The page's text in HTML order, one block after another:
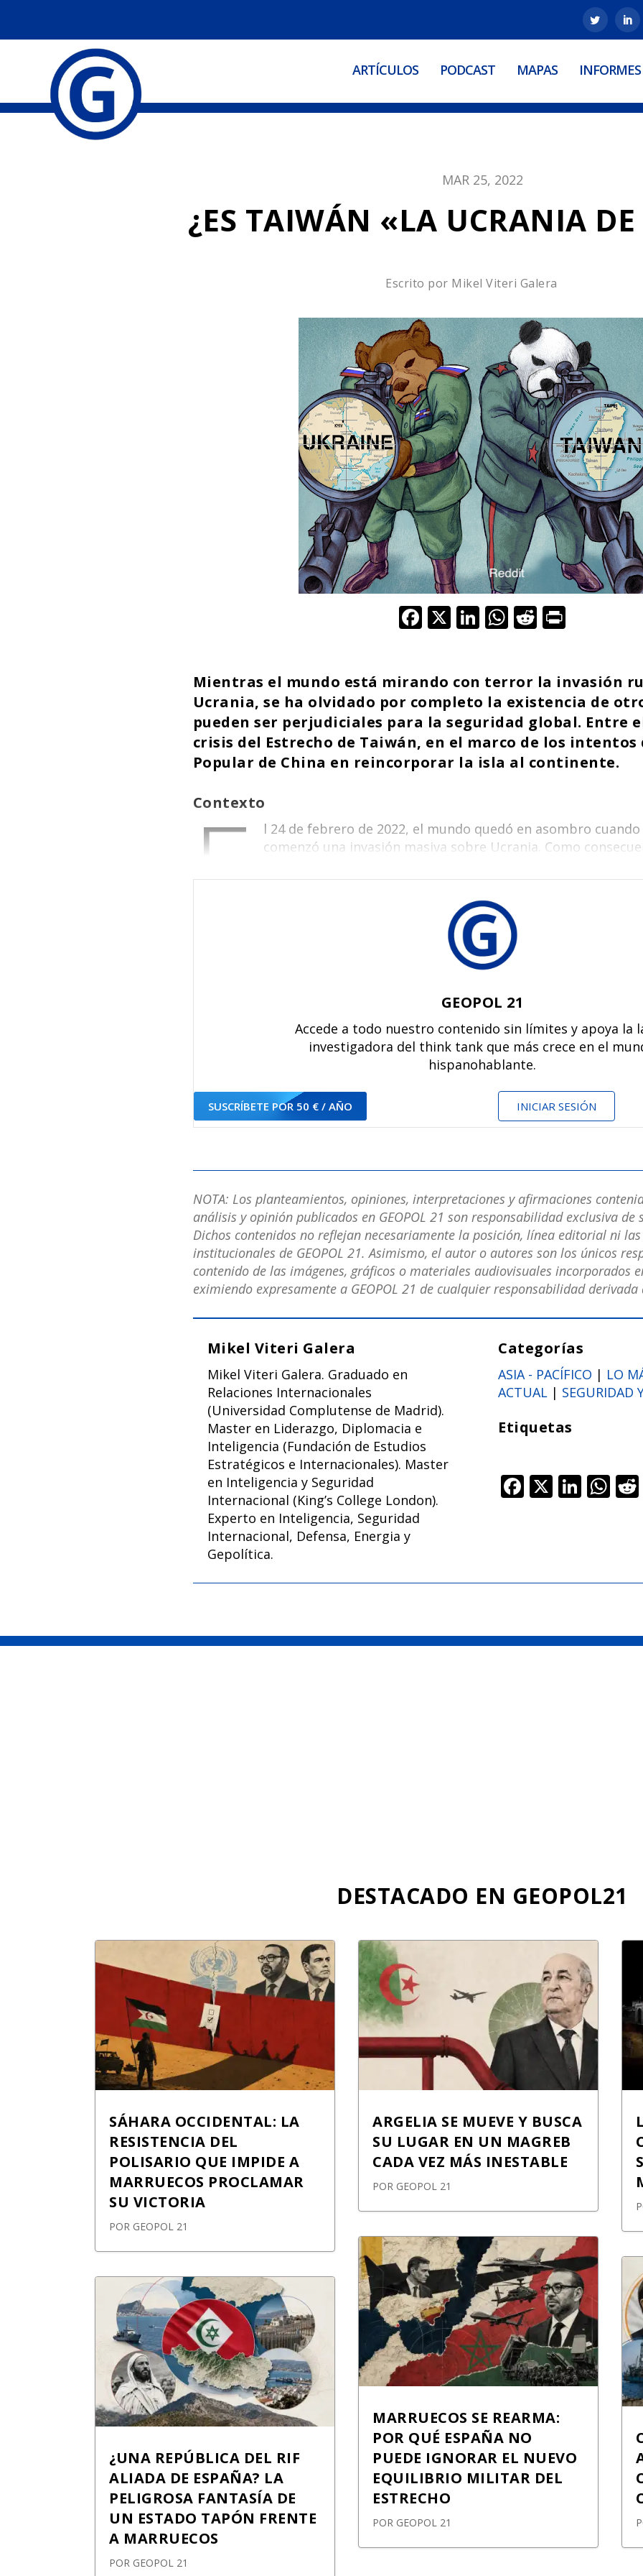
ARTÍCULOS PODCAST MAPAS INFORMES
MAR 25, 2022
¿ES TAIWÁN «LA UCRANIA
Escrito por Mikel Viteri Galera
F
b
o
o
k
X Li
e
dI
n
W
s
A
p
p
R
di
t
Mientras el mundo está mirando con terror la invasión
Ucrania, se ha olvidado por completo la existencia de
pueden ser perjudiciales para la seguridad global. Entre
crisis del Estrecho de Taiwán, en el marco de los intentos
Popular de China en reincorporar la isla al continente.
Contexto
E
l 24 de febrero de 2022, el mundo quedó en asombro
comenzó una invasión masiva sobre Ucrania. Como
GEOPOL 21
Accede a todo nuestro contenido sin límites y apoya la
investigadora del think tank que más crece en el
hispanohablante.
SUSCRÍBETE POR 50 € / AÑO INICIAR SESIÓN
NOTA: Los planteamientos, opiniones, interpretaciones y afirmaciones
análisis y opinión publicados en GEOPOL 21 son responsabilidad exclusiva de
Dichos contenidos no reflejan necesariamente la posición, línea editorial ni
institucionales de GEOPOL 21. Asimismo, el autor o autores son los únicos
contenido de las imágenes, gráficos o materiales audiovisuales incorporados
eximiendo expresamente a GEOPOL 21 de cualquier responsabilidad
Mikel Viteri Galera
Mikel Viteri Galera. Graduado en
Relaciones Internacionales
(Universidad Complutense de Madrid).
Master en Liderazgo, Diplomacia e
Inteligencia (Fundación de Estudios
Estratégicos e Internacionales). Master
en Inteligencia y Seguridad
Internacional (King’s College London).
Experto en Inteligencia, Seguridad
Internacional, Defensa, Energia y
Gepolítica.
Categorías
ASIA - PACÍFICO | LO
ACTUAL | SEGURIDAD
Etiquetas
F
o
X Li
dI
W
A
DESTACADO EN GEOPOL21
SÁHARA OCCIDENTAL: LA
RESISTENCIA DEL
POLISARIO QUE IMPIDE A
MARRUECOS PROCLAMAR
SU VICTORIA
POR GEOPOL 21
¿UNA REPÚBLICA DEL RIF
ALIADA DE ESPAÑA? LA
PELIGROSA FANTASÍA DE
UN ESTADO TAPÓN FRENTE
A MARRUECOS
POR GEOPOL 21
ARGELIA SE MUEVE Y BUSCA
SU LUGAR EN UN MAGREB
CADA VEZ MÁS INESTABLE
POR GEOPOL 21
MARRUECOS SE REARMA:
POR QUÉ ESPAÑA NO
PUEDE IGNORAR EL NUEVO
EQUILIBRIO MILITAR DEL
ESTRECHO
POR GEOPOL 21